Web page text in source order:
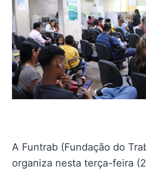
A Funtrab (Fundação do
organiza nesta terça-feira